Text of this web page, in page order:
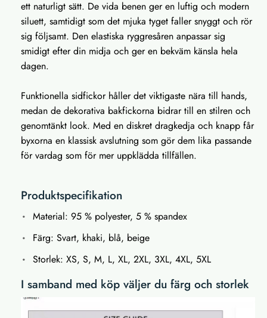
ett naturligt sätt. De vida benen ger en luftig och modern
siluett, samtidigt som det mjuka tyget faller snyggt och rör
sig följsamt. Den elastiska ryggresåren anpassar sig
smidigt efter din midja och ger en bekväm känsla hela
dagen.
Funktionella sidfickor håller det viktigaste nära till hands,
medan de dekorativa bakfickorna bidrar till en stilren och
genomtänkt look. Med en diskret dragkedja och knapp får
byxorna en klassisk avslutning som gör dem lika passande
för vardag som för mer uppklädda tillfällen.
Produktspecifikation
Material: 95 % polyester, 5 % spandex
Färg: Svart, khaki, blå, beige
Storlek: XS, S, M, L, XL, 2XL, 3XL, 4XL, 5XL
I samband med köp väljer du färg och storlek